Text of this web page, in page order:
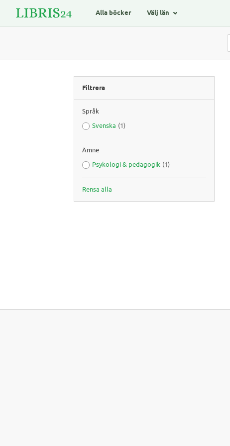
Alla böcker Välj län
Filtrera
Språk
Svenska (1)
Ämne
Psykologi & pedagogik (1)
Rensa alla